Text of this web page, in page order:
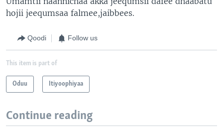
hojii jeequmsaa falmee,jaibbees.
Qoodi Follow us
This item is part of
Oduu Itiyoophiyaa
Continue reading